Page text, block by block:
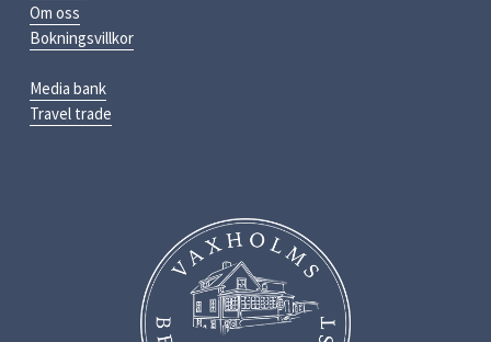
Om oss
Bokningsvillkor
Media bank
Travel trade
S
e
i
f
u